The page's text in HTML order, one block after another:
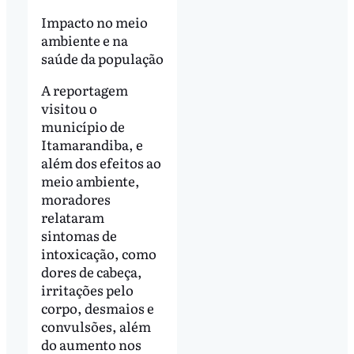
Impacto no meio
ambiente e na
saúde da população
A reportagem
visitou o
município de
Itamarandiba, e
além dos efeitos ao
meio ambiente,
moradores
relataram
sintomas de
intoxicação, como
dores de cabeça,
irritações pelo
corpo, desmaios e
convulsões, além
do aumento nos